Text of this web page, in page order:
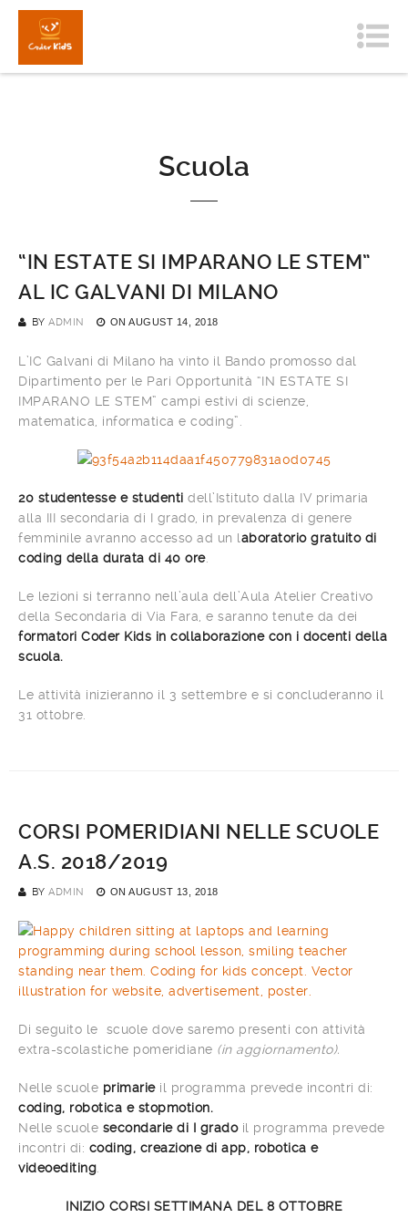
Scuola
“IN ESTATE SI IMPARANO LE STEM”
AL IC GALVANI DI MILANO
BY ADMIN ON AUGUST 14, 2018
L’IC Galvani di Milano ha vinto il Bando promosso dal
Dipartimento per le Pari Opportunità “IN ESTATE SI
IMPARANO LE STEM” campi estivi di scienze,
matematica, informatica e coding”.
20 studentesse e studenti dell’Istituto dalla IV primaria
alla III secondaria di I grado, in prevalenza di genere
femminile avranno accesso ad un laboratorio gratuito di
coding della durata di 40 ore.
Le lezioni si terranno nell’aula dell’Aula Atelier Creativo
della Secondaria di Via Fara, e saranno tenute da dei
formatori Coder Kids in collaborazione con i docenti della
scuola.
Le attività inizieranno il 3 settembre e si concluderanno il
31 ottobre.
CORSI POMERIDIANI NELLE SCUOLE
A.S. 2018/2019
BY ADMIN ON AUGUST 13, 2018
Di seguito le scuole dove saremo presenti con attività
extra-scolastiche pomeridiane (in aggiornamento).
Nelle scuole primarieil programma prevede incontri di:
coding, robotica e stopmotion.
Nelle scuole secondarie di I grado il programma prevede
incontri di: coding, creazione di app, robotica e
videoediting
INIZIO CORSI SETTIMANA DEL 8 OTTOBRE